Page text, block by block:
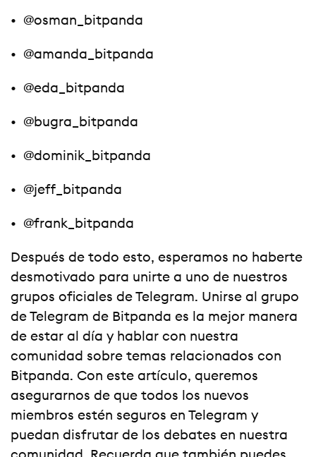
• @osman_bitpanda
• @amanda_bitpanda
• @eda_bitpanda
• @bugra_bitpanda
• @dominik_bitpanda
• @jeff_bitpanda
• @frank_bitpanda
Después de todo esto, esperamos no haberte
desmotivado para unirte a uno de nuestros
grupos oficiales de Telegram. Unirse al grupo
de Telegram de Bitpanda es la mejor manera
de estar al día y hablar con nuestra
comunidad sobre temas relacionados con
Bitpanda. Con este artículo, queremos
asegurarnos de que todos los nuevos
miembros estén seguros en Telegram y
puedan disfrutar de los debates en nuestra